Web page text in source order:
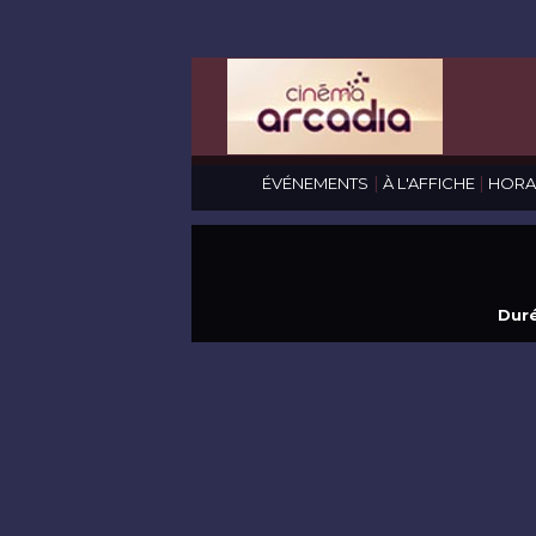
ÉVÉNEMENTS | À L'AFFICHE |